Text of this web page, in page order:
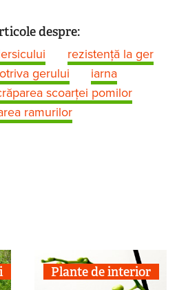
despre:
rezistență la ger
gerului
iarna
scoarței pomilor
ramurilor
Plante de interior